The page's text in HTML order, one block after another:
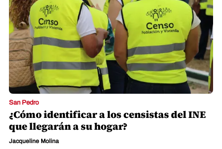
San Pedro
¿Cómo identificar a los censistas del INE
que llegarán a su hogar?
Jacqueline Molina